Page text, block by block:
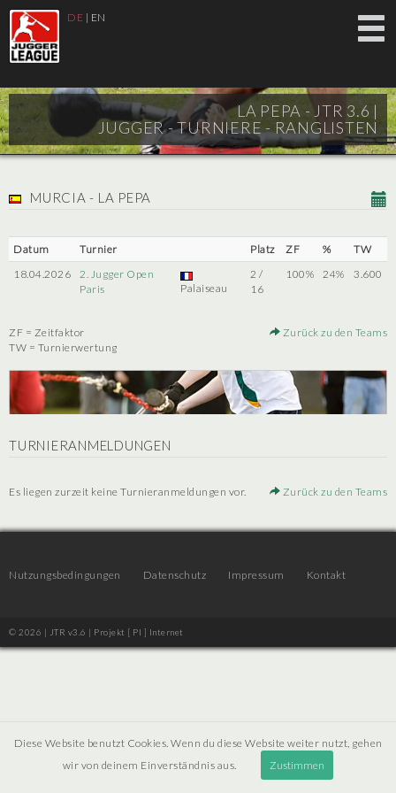
DE | EN
LA PEPA - JTR 3.6 |
JUGGER - TURNIERE - RANGLISTEN
MURCIA - LA PEPA
Datum Turnier Platz ZF %
TW
18.04.2026
2. Jugger Open
Paris
Palaiseau
2 /
16
100% 24% 3.600
ZF = Zeitfaktor
TW = Turnierwertung
Zurück zu den Teams
TURNIERANMELDUNGEN
Es liegen zurzeit keine Turnieranmeldungen vor. Zurück zu den Teams
Nutzungsbedingungen Datenschutz Impressum Kontakt
© 2026 | JTR v3.6 | Projekt [ PI ] Internet
Diese Website benutzt Cookies. Wenn du diese Website weiter nutzt, gehen
wir von deinem Einverständnis aus.
Zustimmen